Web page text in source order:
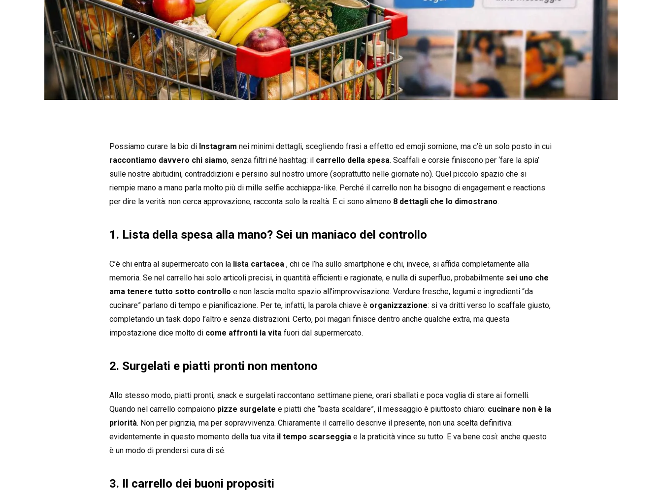
Possiamo curare la bio di Instagram nei minimi dettagli, scegliendo frasi a effetto ed emoji sornione, ma c’è un solo posto in cui
raccontiamo davvero chi siamo, senza filtri né hashtag: il carrello della spesa. Scaffali e corsie finiscono per ‘fare la spia’
sulle nostre abitudini, contraddizioni e persino sul nostro umore (soprattutto nelle giornate no). Quel piccolo spazio che si
riempie mano a mano parla molto più di mille selfie acchiappa-like. Perché il carrello non ha bisogno di engagement e reactions
per dire la verità: non cerca approvazione, racconta solo la realtà. E ci sono almeno 8 dettagli che lo dimostrano.
1. Lista della spesa alla mano? Sei un maniaco del controllo
C’è chi entra al supermercato con la lista cartacea , chi ce l’ha sullo smartphone e chi, invece, si affida completamente alla
memoria. Se nel carrello hai solo articoli precisi, in quantità efficienti e ragionate, e nulla di superfluo, probabilmente sei uno che
ama tenere tutto sotto controllo e non lascia molto spazio all’improvvisazione. Verdure fresche, legumi e ingredienti “da
cucinare” parlano di tempo e pianificazione. Per te, infatti, la parola chiave è organizzazione: si va dritti verso lo scaffale giusto,
completando un task dopo l’altro e senza distrazioni. Certo, poi magari finisce dentro anche qualche extra, ma questa
impostazione dice molto di come affronti la vita fuori dal supermercato.
2. Surgelati e piatti pronti non mentono
Allo stesso modo, piatti pronti, snack e surgelati raccontano settimane piene, orari sballati e poca voglia di stare ai fornelli.
Quando nel carrello compaiono pizze surgelate e piatti che “basta scaldare”, il messaggio è piuttosto chiaro: cucinare non è la
priorità. Non per pigrizia, ma per sopravvivenza. Chiaramente il carrello descrive il presente, non una scelta definitiva:
evidentemente in questo momento della tua vita il tempo scarseggia e la praticità vince su tutto. E va bene così: anche questo
è un modo di prendersi cura di sé.
3. Il carrello dei buoni propositi